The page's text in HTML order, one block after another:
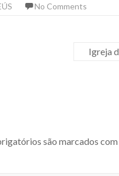
No Comments
Igreja
são marcados com